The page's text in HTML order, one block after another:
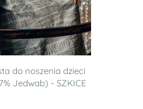
do noszenia dzieci
Jedwab) - SZKICE